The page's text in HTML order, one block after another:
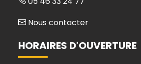
Nous contacter
HORAIRES D'OUVERTURE